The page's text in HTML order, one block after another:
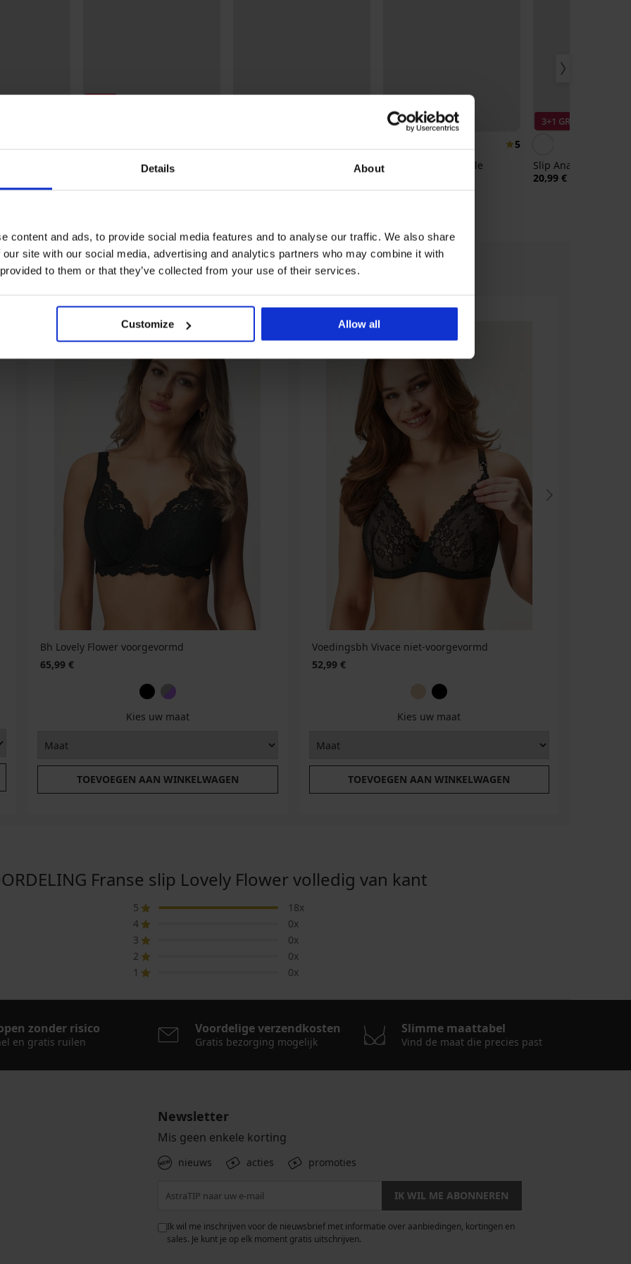
Details About
content and ads, to provide social media features and to analyse our traffic. We also share
site with our social media, advertising and analytics partners who may combine it with
to them or that they’ve collected from your use of their services.
Customize Allow all
new
Corrigerende Brazilian slip
22,99 €
3+1 GRATIS
5
Brazilian Joy Invisible
3+1 GRATIS
Slip Anastasia
20,99 €
Uit dezelfde collectie
Bh Lovely Flower voorgevormd
65,99 €
Kies uw maat
TOEVOEGEN AAN WINKELWAGEN
Voedingsbh Vivace niet-voorgevormd
52,99 €
Kies uw maat
TOEVOEGEN AAN WINKELWAGEN
Franse slip Lovely Flower volledig van kant
5
18x
4
0x
3
0x
2
0x
1
0x
zonder risico
en gratis ruilen
Voordelige verzendkosten
Gratis bezorging mogelijk
Slimme maattabel
Vind de maat die precies past
Newsletter
Mis geen enkele korting
nieuws acties promoties
IK WIL ME ABONNEREN
Ik wil me inschrijven voor de nieuwsbrief met informatie over aanbiedingen, kortingen en
sales. Je kunt je op elk moment gratis uitschrijven.